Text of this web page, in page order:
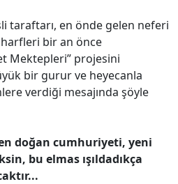
taraftarı, en önde gelen neferi
bir an önce
Mektepleri” projesini
bir gurur ve heyecanla
verdiği mesajında şöyle
doğan cumhuriyeti, yeni
bu elmas ışıldadıkça